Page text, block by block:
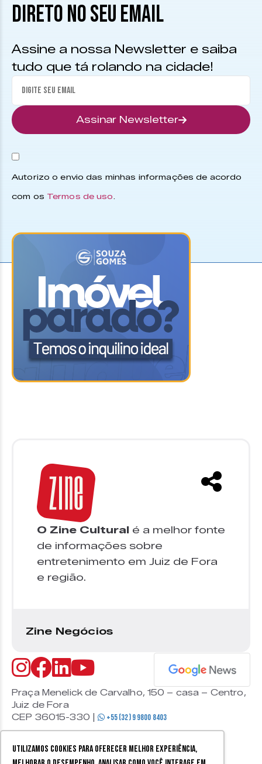
Utilizamos cookies para oferecer melhor experiência,
DIRETO NO SEU EMAIL
Assine a nossa Newsletter e saiba
tudo que tá rolando na cidade!
Assinar Newsletter
Autorizo o envio das minhas informações de acordo
com os Termos de uso.
O Zine Cultural é a melhor fonte
de informações sobre
entretenimento em Juiz de Fora
e região.
Zine Negócios
Praça Menelick de Carvalho, 150 – casa – Centro,
Juiz de Fora
CEP 36015-330 |
+55 (32) 9 9800 8403